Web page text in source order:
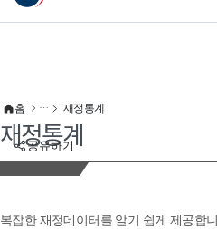
이 누리집은 대한민국 공식 전자정부 누리집입니
공유하기
홈 재정통계
재정통계
복잡한 재정데이터를 알기 쉽게 제공합